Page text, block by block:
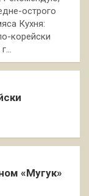
острого
Кухня:
корейски
«Мугук»